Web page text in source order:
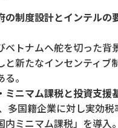
の制度設計とインテルの
ベトナムへ舵を切った背
と新たなインセンティブ
。
ミニマム課税と投資支援
多国籍企業に対し実効
内ミニマム課税」を導入